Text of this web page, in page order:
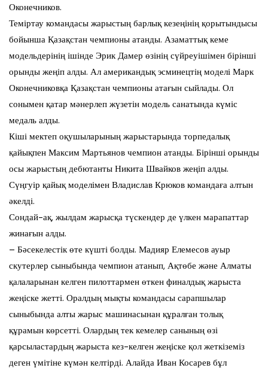
Оконечников.
Теміртау командасы жарыстың барлық кезеңінің қорытындысы
бойынша Қазақстан чемпионы атанды. Азаматтық кеме
модельдерінің ішінде Эрик Дамер өзінің сүйреуішімен бірінші
орынды жеңіп алды. Ал американдық эсминецтің моделі Марк
Оконечниковқа Қазақстан чемпионы атағын сыйлады. Ол
сонымен қатар мәнерлеп жүзетін модель санатында күміс
медаль алды.
Кіші мектеп оқушыларының жарыстарында торпедалық
қайықпен Максим Мартьянов чемпион атанды. Бірінші орынды
осы жарыстың дебютанты Никита Швайков жеңіп алды.
Сүңгуір қайық моделімен Владислав Крюков командаға алтын
әкелді.
Сондай-ақ, жылдам жарысқа түскендер де үлкен марапаттар
жинағын алды.
– Бәсекелестік өте күшті болды. Мадияр Елемесов ауыр
скутерлер сыныбында чемпион атанып, Ақтөбе және Алматы
қалаларынан келген пилоттармен өткен финалдық жарыста
жеңіске жетті. Оралдың мықты командасы сарапшылар
сыныбында алты жарыс машинасынан құралған толық
құрамын көрсетті. Олардың тек кемелер санының өзі
қарсыластардың жарыста кез-келген жеңіске қол жеткіземіз
деген үмітіне күмән келтірді. Алайда Иван Косарев бұл